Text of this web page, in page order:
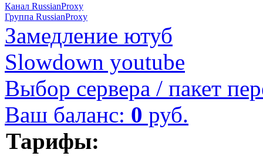
Канал RussianProxy
Группа RussianProxy
Замедление ютуб
Slowdown youtube
Выбор сервера / пакет
Ваш баланс: 0 руб.
Тарифы: